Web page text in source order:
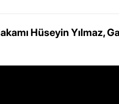
Hüseyin Yılmaz,